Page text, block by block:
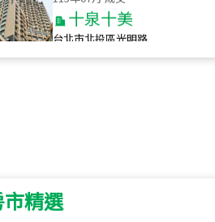
台北市北投區光明路
115年07月 成交
115
精選